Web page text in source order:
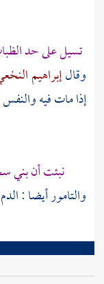
تسيل على حد
وقالإبراهيم
إذا مات فيه
نبئت أن بني
والتامور أيضا :